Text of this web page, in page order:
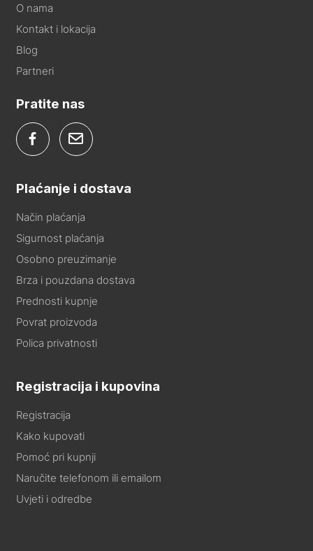
O nama
Kontakt i lokacija
Blog
Partneri
Pratite nas
Plaćanje i dostava
Način plaćanja
Sigurnost plaćanja
Osobno preuzimanje
Brza i pouzdana dostava
Prednosti kupnje
Povrat proizvoda
Polica privatnosti
Registracija i kupovina
Registracija
Kako kupovati
Pomoć pri kupnji
Naručite telefonom ili emailom
Uvjeti i odredbe